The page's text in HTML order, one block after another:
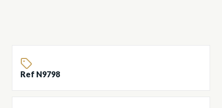
Ref N9798